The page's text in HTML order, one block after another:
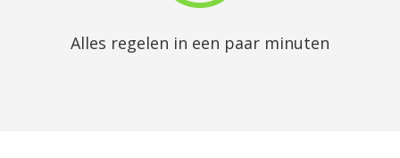
Alles regelen in een paar minuten